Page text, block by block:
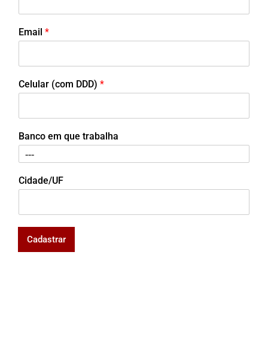
Email *
Celular (com DDD) *
Banco em que trabalha
Cidade/UF
Cadastrar